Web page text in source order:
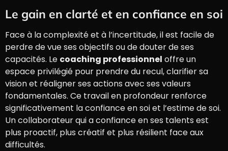
Le gain en clarté et en confiance en soi
Face à la complexité et à l’incertitude, il est facile de
perdre de vue ses objectifs ou de douter de ses
capacités. Le coaching professionnel offre un
espace privilégié pour prendre du recul, clarifier sa
vision et réaligner ses actions avec ses valeurs
fondamentales. Ce travail en profondeur renforce
significativement la confiance en soi et l’estime de soi.
Un collaborateur qui a confiance en ses talents est
plus proactif, plus créatif et plus résilient face aux
difficultés.